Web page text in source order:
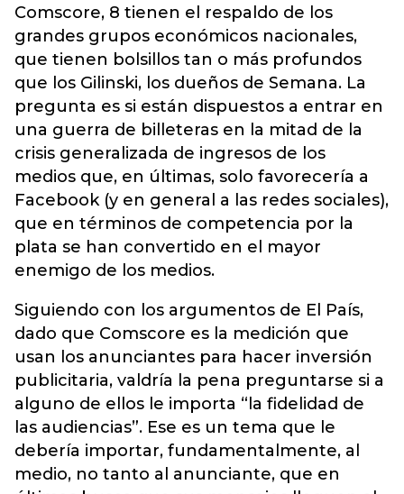
Comscore, 8 tienen el respaldo de los
grandes grupos económicos nacionales,
que tienen bolsillos tan o más profundos
que los Gilinski, los dueños de Semana. La
pregunta es si están dispuestos a entrar en
una guerra de billeteras en la mitad de la
crisis generalizada de ingresos de los
medios que, en últimas, solo favorecería a
Facebook (y en general a las redes sociales),
que en términos de competencia por la
plata se han convertido en el mayor
enemigo de los medios.
Siguiendo con los argumentos de El País,
dado que Comscore es la medición que
usan los anunciantes para hacer inversión
publicitaria, valdría la pena preguntarse si a
alguno de ellos le importa “la fidelidad de
las audiencias”. Ese es un tema que le
debería importar, fundamentalmente, al
medio, no tanto al anunciante, que en